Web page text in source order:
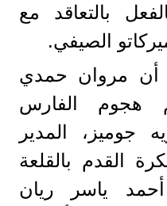
بالتعاقد مع
الصيفي.
أن مروان حمدي
هجوم الفارس
جوميز، المدير
القدم بالقلعة
أحمد ياسر ريان